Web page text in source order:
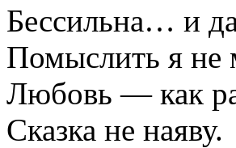
Бессильна… и
Помыслить я не
Любовь — как
Сказка не наяву.